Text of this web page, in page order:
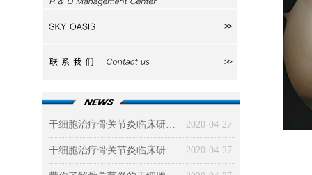
联系我们
2020-04-27
干细胞治疗骨关节炎临床研究及效果分析（下）
2020-04-27
干细胞治疗骨关节炎临床研究及效果分析（上）